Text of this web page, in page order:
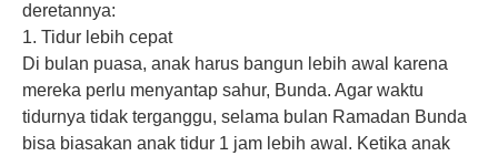
deretannya:
1. Tidur lebih cepat
Di bulan puasa, anak harus bangun lebih awal karena
mereka perlu menyantap sahur, Bunda. Agar waktu
tidurnya tidak terganggu, selama bulan Ramadan Bunda
bisa biasakan anak tidur 1 jam lebih awal. Ketika anak